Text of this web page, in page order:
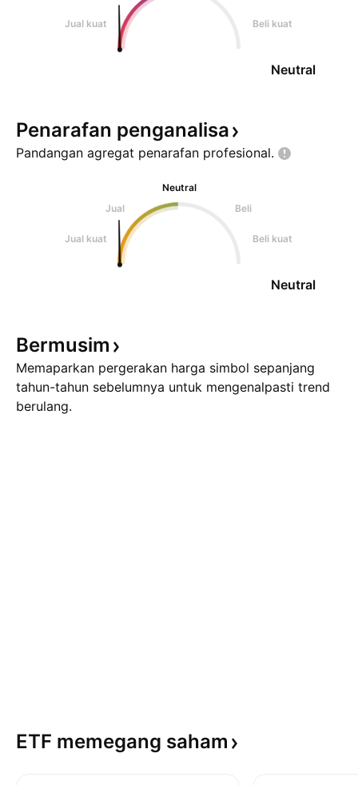
Jual kuat Beli kuat
Neutral
Penarafan penganalisa
Pandangan agregat penarafan profesional.
Neutral
Jual
Beli
Jual kuat Beli kuat
Neutral
Bermusim
Memaparkan pergerakan harga simbol sepanjang
tahun-tahun sebelumnya untuk mengenalpasti trend
berulang.
ETF memegang saham